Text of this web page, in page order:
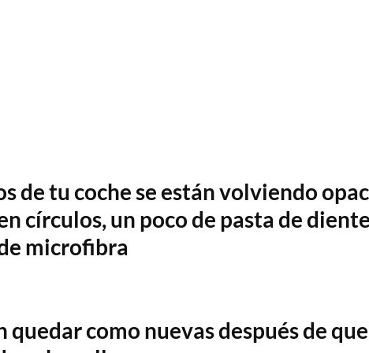
de tu coche se están volviendo
círculos, un poco de pasta de
microfibra
quedar como nuevas después de que